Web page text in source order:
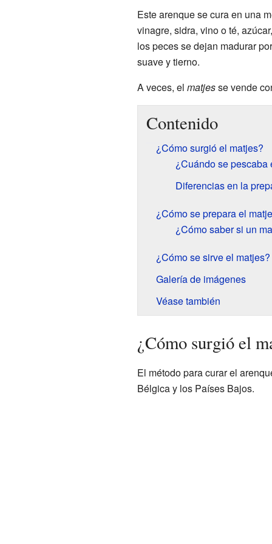
Este arenque se cura en una
vinagre, sidra, vino o té,
los peces se dejan madurar
suave y tierno.
A veces, el matjesse vende
Contenido
¿Cómo surgió el matjes?
¿Cuándo se pescaba
Diferencias en la
¿Cómo se prepara el
¿Cómo saber si un
¿Cómo se sirve el matjes?
Galería de imágenes
Véase también
¿Cómo surgió el
El método para curar el
Bélgica y los Países Bajos.